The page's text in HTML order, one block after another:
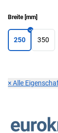
Breite[mm]
250 350
×Alle